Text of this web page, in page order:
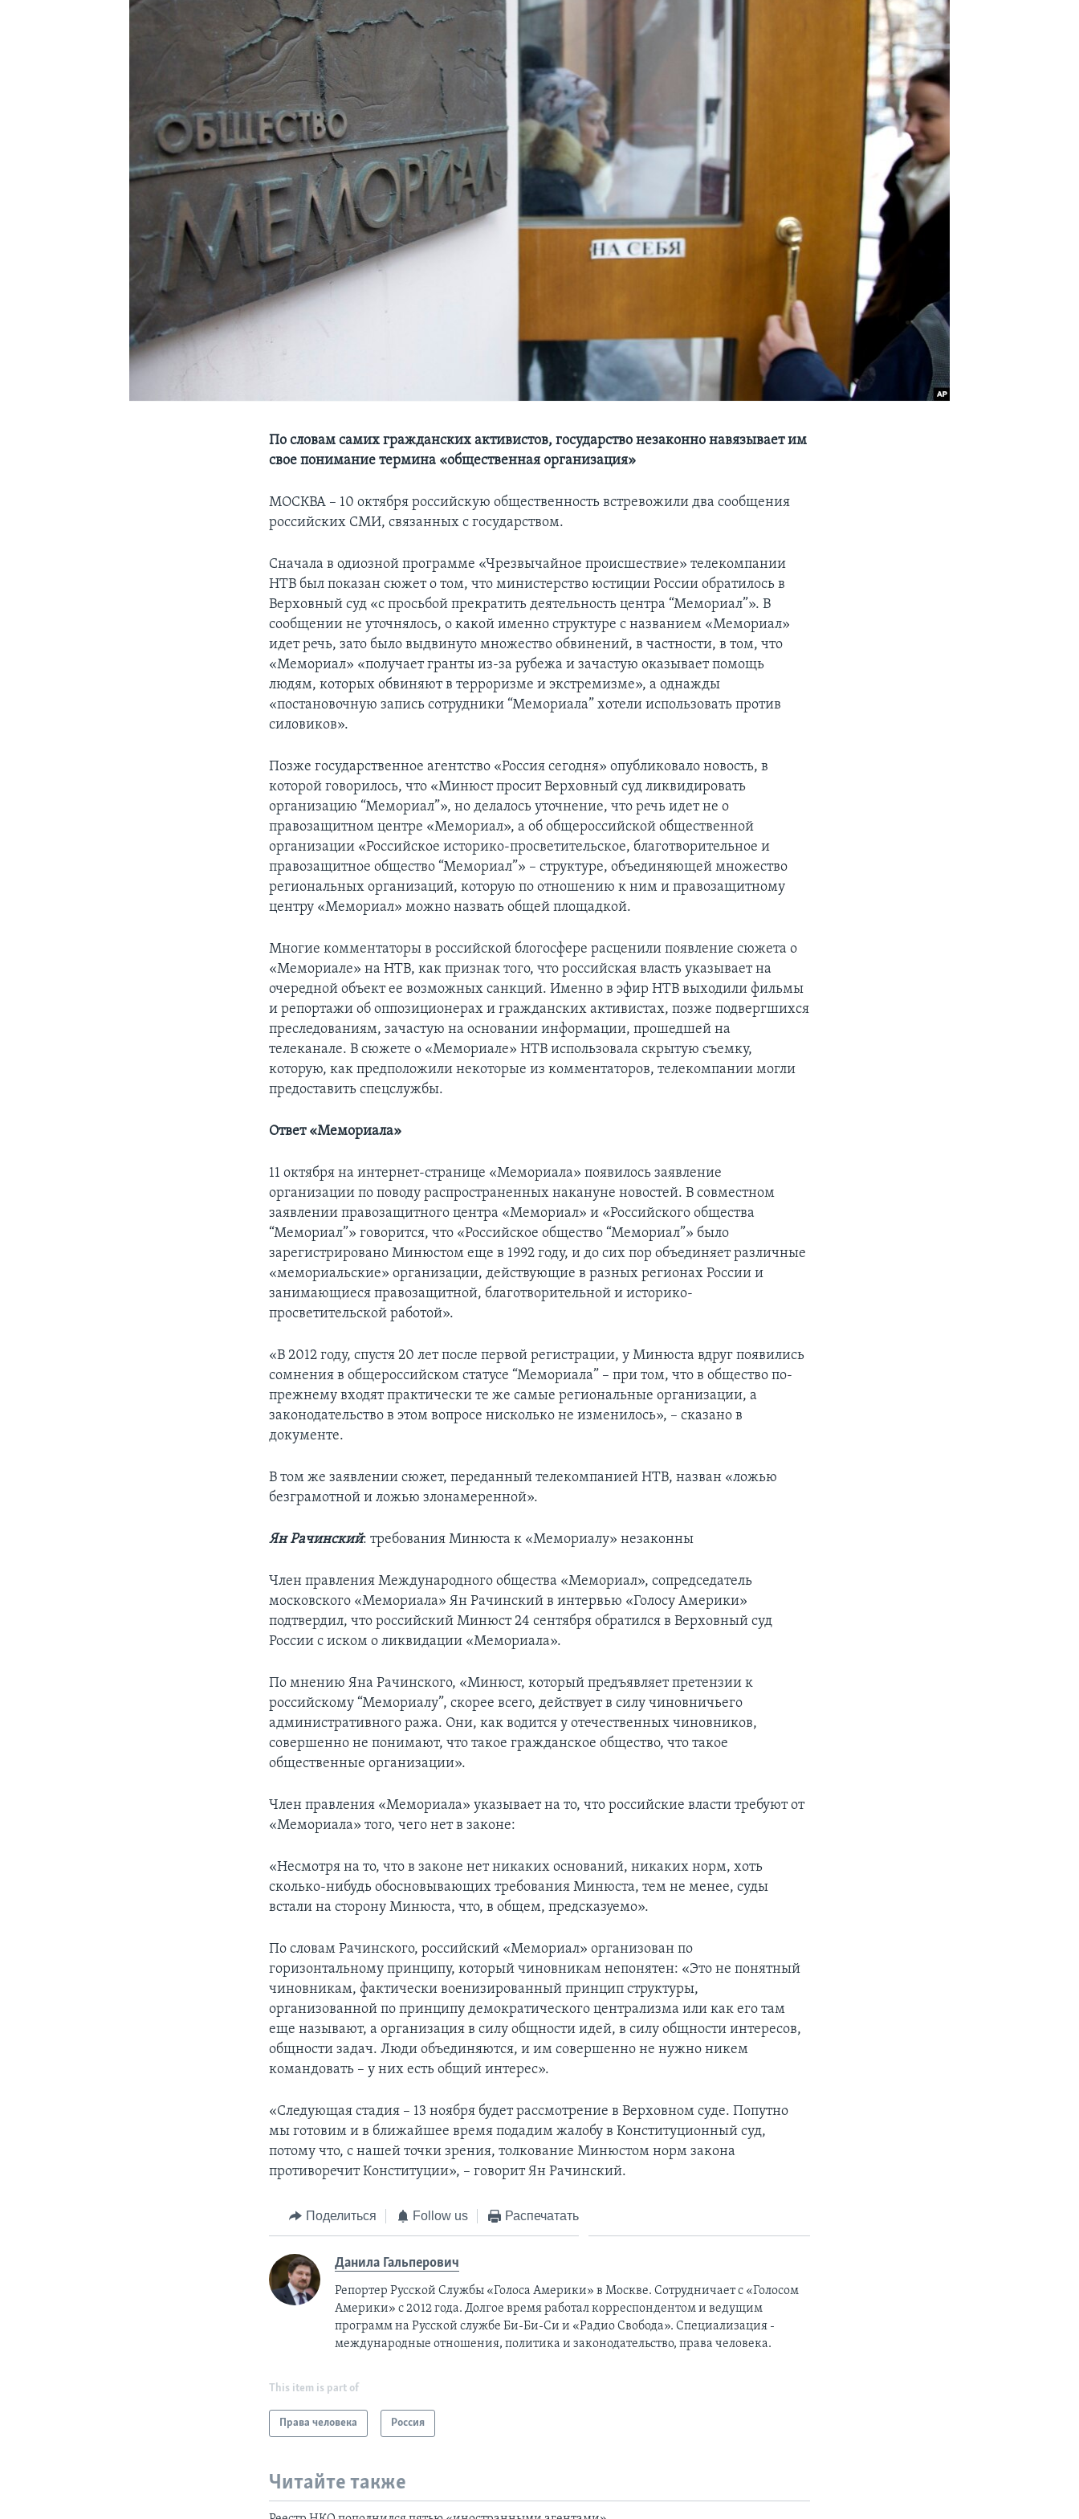
По словам самих гражданских активистов, государство незаконно навязывает им
свое понимание термина «общественная организация»
МОСКВА – 10 октября российскую общественность встревожили два сообщения
российских СМИ, связанных с государством.
Сначала в одиозной программе «Чрезвычайное происшествие» телекомпании
НТВ был показан сюжет о том, что министерство юстиции России обратилось в
Верховный суд «с просьбой прекратить деятельность центра “Мемориал”». В
сообщении не уточнялось, о какой именно структуре с названием «Мемориал»
идет речь, зато было выдвинуто множество обвинений, в частности, в том, что
«Мемориал» «получает гранты из-за рубежа и зачастую оказывает помощь
людям, которых обвиняют в терроризме и экстремизме», а однажды
«постановочную запись сотрудники “Мемориала” хотели использовать против
силовиков».
Позже государственное агентство «Россия сегодня» опубликовало новость, в
которой говорилось, что «Минюст просит Верховный суд ликвидировать
организацию “Мемориал”», но делалось уточнение, что речь идет не о
правозащитном центре «Мемориал», а об общероссийской общественной
организации «Российское историко-просветительское, благотворительное и
правозащитное общество “Мемориал”» – структуре, объединяющей множество
региональных организаций, которую по отношению к ним и правозащитному
центру «Мемориал» можно назвать общей площадкой.
Многие комментаторы в российской блогосфере расценили появление сюжета о
«Мемориале» на НТВ, как признак того, что российская власть указывает на
очередной объект ее возможных санкций. Именно в эфир НТВ выходили фильмы
и репортажи об оппозиционерах и гражданских активистах, позже подвергшихся
преследованиям, зачастую на основании информации, прошедшей на
телеканале. В сюжете о «Мемориале» НТВ использовала скрытую съемку,
которую, как предположили некоторые из комментаторов, телекомпании могли
предоставить спецслужбы.
Ответ «Мемориала»
11 октября на интернет-странице «Мемориала» появилось заявление
организации по поводу распространенных накануне новостей. В совместном
заявлении правозащитного центра «Мемориал» и «Российского общества
“Мемориал”» говорится, что «Российское общество “Мемориал”» было
зарегистрировано Минюстом еще в 1992 году, и до сих пор объединяет различные
«мемориальские» организации, действующие в разных регионах России и
занимающиеся правозащитной, благотворительной и историко-
просветительской работой».
«В 2012 году, спустя 20 лет после первой регистрации, у Минюста вдруг появились
сомнения в общероссийском статусе “Мемориала” – при том, что в общество по-
прежнему входят практически те же самые региональные организации, а
законодательство в этом вопросе нисколько не изменилось», – сказано в
документе.
В том же заявлении сюжет, переданный телекомпанией НТВ, назван «ложью
безграмотной и ложью злонамеренной».
Ян Рачинский: требования Минюста к «Мемориалу» незаконны
Член правления Международного общества «Мемориал», сопредседатель
московского «Мемориала» Ян Рачинский в интервью «Голосу Америки»
подтвердил, что российский Минюст 24 сентября обратился в Верховный суд
России с иском о ликвидации «Мемориала».
По мнению Яна Рачинского, «Минюст, который предъявляет претензии к
российскому “Мемориалу”, скорее всего, действует в силу чиновничьего
административного ража. Они, как водится у отечественных чиновников,
совершенно не понимают, что такое гражданское общество, что такое
общественные организации».
Член правления «Мемориала» указывает на то, что российские власти требуют от
«Мемориала» того, чего нет в законе:
«Несмотря на то, что в законе нет никаких оснований, никаких норм, хоть
сколько-нибудь обосновывающих требования Минюста, тем не менее, суды
встали на сторону Минюста, что, в общем, предсказуемо».
По словам Рачинского, российский «Мемориал» организован по
горизонтальному принципу, который чиновникам непонятен: «Это не понятный
чиновникам, фактически военизированный принцип структуры,
организованной по принципу демократического централизма или как его там
еще называют, а организация в силу общности идей, в силу общности интересов,
общности задач. Люди объединяются, и им совершенно не нужно никем
командовать – у них есть общий интерес».
«Следующая стадия – 13 ноября будет рассмотрение в Верховном суде. Попутно
мы готовим и в ближайшее время подадим жалобу в Конституционный суд,
потому что, с нашей точки зрения, толкование Минюстом норм закона
противоречит Конституции», – говорит Ян Рачинский.
Поделиться Follow us Распечатать
Данила Гальперович
Репортер Русской Службы «Голоса Америки» в Москве. Сотрудничает с «Голосом
Америки» с 2012 года. Долгое время работал корреспондентом и ведущим
программ на Русской службе Би-Би-Си и «Радио Свобода». Специализация -
международные отношения, политика и законодательство, права человека.
This item is part of
Права человека Россия
Читайте также